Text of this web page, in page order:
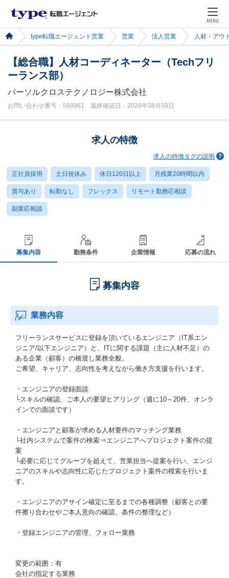
MENU
type転職エージェント営業 営業 法人営業 人材・アウ
【総合職】人材コーディネーター（Techフリ
ーランス部）
パーソルクロステクノロジー株式会社
お問い合わせ番号：568961 最終確認日：2026年08月09日
求人の特徴
求人の特徴タグの説明
正社員採用 土日祝休み 休日120日以上 月残業20時間以内
賞与あり 転勤なし フレックス リモート勤務応相談
副業応相談
募集内容 勤務条件 企業情報 応募の流れ
募集内容
業務内容
フリーランスサービスに登録を頂いているエンジニア（IT系エン
ジニア/以下エンジニア）と、ITに関する課題（主に人材不足）の
ある企業（顧客）の橋渡し業務全般。
ご希望、キャリア、志向性を考えながら働き方支援を行います。
・エンジニアの登録面談
└スキルの確認、ご本人の要望ヒアリング（週に10～20件、オンラ
インでの面談です）
・エンジニアと顧客が求める人材要件のマッチング業務
└社内システムで案件の検索⇒エンジニアへプロジェクト案件の提
案
└必要に応じてグループを超えて、営業担当へ提案を行い、エンジ
ニアのスキルや志向性に応じたプロジェクト案件の模索を行いま
す。
・エンジニアのアサイン確定に至るまでの各種調整（顧客との要
件擦り合わせやご本人意向の確認、条件の整理など）
・登録エンジニアの管理、フォロー業務
変更の範囲：有
会社の指定する業務